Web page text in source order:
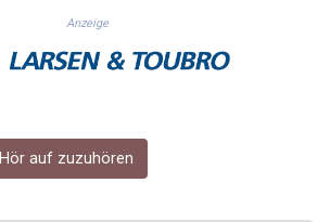
GMD 85.282572
HKD 9.04099
HNL 30.88171
Anzeige
Hör auf zuzuhören